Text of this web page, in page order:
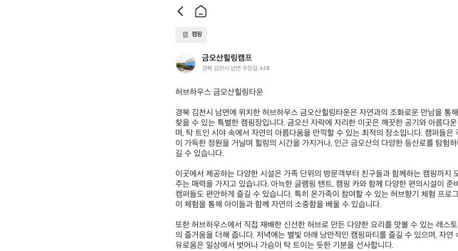
캠핑
오
힐
링
캠
프
금오산힐링캠프
경북 김천시 남면 우장길 448
허브하우스 금오산힐링타운
경북 김천시 남면에 위치한 허브하우스 금오산힐링타운은 자연과의 조화로운 만남을 통
찾을 수 있는 특별한 캠핑장입니다. 금오산 자락에 자리한 이곳은 깨끗한 공기와 아름다
며, 탁 트인 시야 속에서 자연의 아름다움을 만끽할 수 있는 최적의 장소입니다. 캠퍼들은
이 가득한 정원을 거닐며 힐링의 시간을 가지거나, 인근 금오산의 다양한 등산로를 탐험
길 수 있습니다.
이곳에서 제공하는 다양한 시설은 가족 단위의 방문객부터 친구들과 함께하는 캠핑까지
주는 매력을 가지고 있습니다. 아늑한 글램핑 텐트, 캠핑 카와 함께 다양한 편의시설이 준
캠퍼들도 편안하게 즐길 수 있습니다. 특히 온가족이 참여할 수 있는 허브향기 체험 프로
이 체험을 통해 아이들과 함께 자연의 소중함을 배울 수 있습니다.
또한 허브하우스에서 직접 재배한 신선한 허브로 만든 다양한 요리를 맛볼 수 있는 레스
의 즐거움을 더해 줍니다. 저녁에는 별빛 아래 낭만적인 캠핑파티를 즐길 수 있으며, 자연
유로움은 일상에서 벗어나 가슴이 탁 트이는 듯한 기분을 선사합니다.